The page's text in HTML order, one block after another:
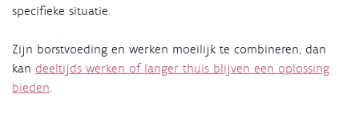
specifieke situatie.
Zijn borstvoeding en werken moeilijk te combineren, dan
kan deeltijds werken of langer thuis blijven een oplossing
bieden